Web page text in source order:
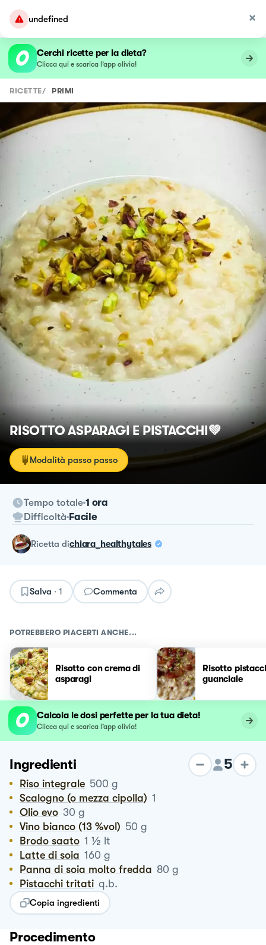
undefined
Cerchi ricette per la dieta?
Clicca qui e scarica l’app olivia!
RICETTE/ PRIMI
RISOTTO ASPARAGI E PISTACCHI💚
Modalità passo passo
Tempo totale 1 ora
Difficoltà Facile
ricetta dichiara_healthytales
Salva · 1 Commenta
POTREBBERO PIACERTI ANCHE...
Risotto con crema di
asparagi
Risotto
guanciale
Calcola le dosi perfette per la tua dieta!
Clicca qui e scarica l’app olivia!
Ingredienti 5
Riso integrale 500 g
Scalogno (o mezza cipolla) 1
Olio evo 30 g
Vino bianco (13 %vol) 50 g
Brodo saato 1 ½ lt
Latte di soia 160 g
Panna di soia molto fredda 80 g
Pistacchi tritati q.b.
Copia ingredienti
Procedimento